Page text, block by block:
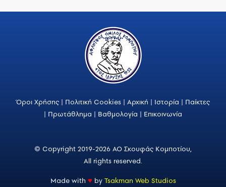
Όροι Χρήσης | Πολιτική Cookies | Αρχική | Ιστορία | Παίκτες
| Πρωτάθλημα | Βαθμολογία | Επικοινωνία
© Copyright 2019-2026 ΑΟ Σκουφάς Κομποτίου,
All rights reserved.
Made with ♥ by Tsakman Web Studios